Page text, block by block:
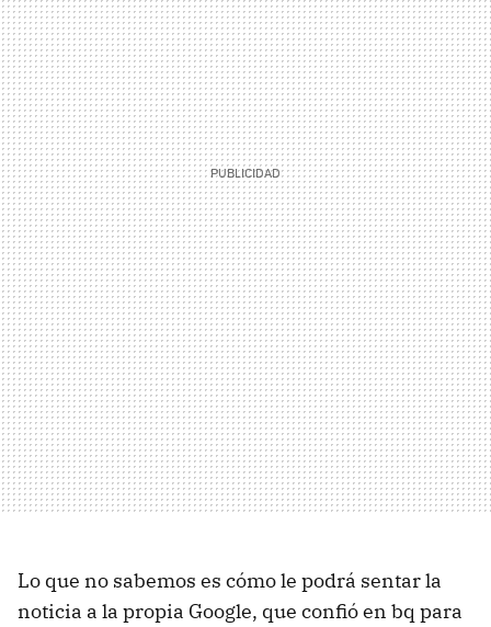
Lo que no sabemos es cómo le podrá sentar la
noticia a la propia Google, que confió en bq para